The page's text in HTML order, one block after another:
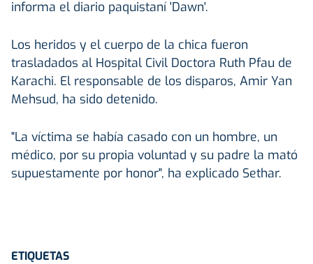
informa el diario paquistaní 'Dawn'.
Los heridos y el cuerpo de la chica fueron
trasladados al Hospital Civil Doctora Ruth Pfau de
Karachi. El responsable de los disparos, Amir Yan
Mehsud, ha sido detenido.
"La víctima se había casado con un hombre, un
médico, por su propia voluntad y su padre la mató
supuestamente por honor", ha explicado Sethar.
ETIQUETAS